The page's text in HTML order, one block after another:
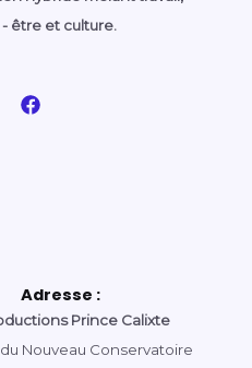
être et culture.
Adresse :
Prince Calixte
Nouveau Conservatoire